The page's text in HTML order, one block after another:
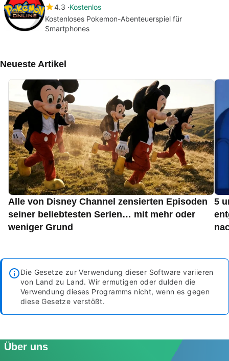
4.3 Kostenlos
Kostenloses Pokemon-Abenteuerspiel für
Smartphones
Neueste Artikel
Alle von Disney Channel zensierten Episoden
seiner beliebtesten Serien… mit mehr oder
weniger Grund
5
Die Gesetze zur Verwendung dieser Software variieren
von Land zu Land. Wir ermutigen oder dulden die
Verwendung dieses Programms nicht, wenn es gegen
diese Gesetze verstößt.
Über uns